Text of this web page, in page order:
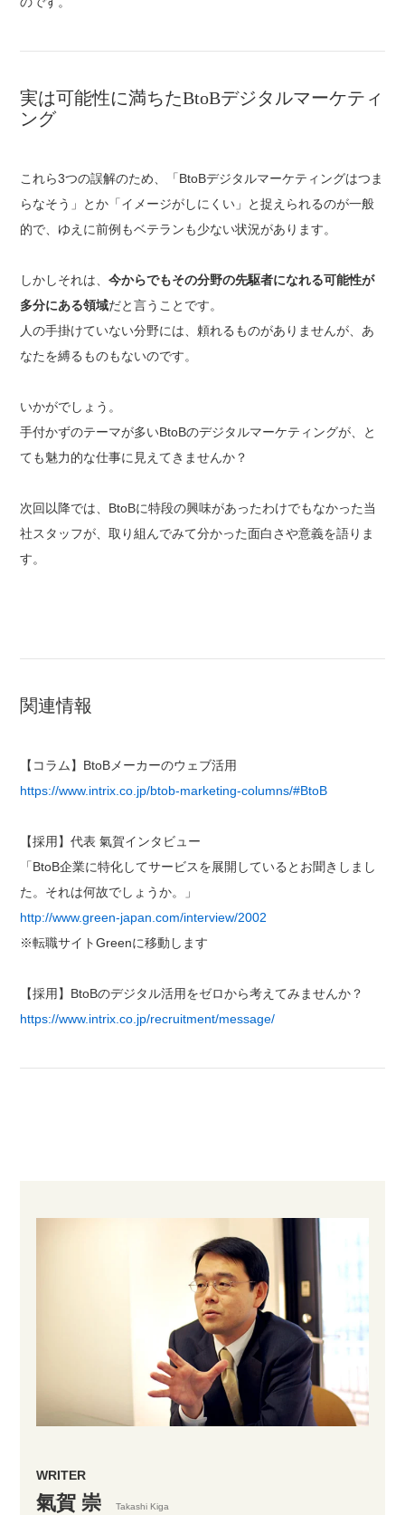
実は可能性に満ちたBtoBデジタルマーケティ
ング
これら3つの誤解のため、「BtoBデジタルマーケティングはつま
らなそう」とか「イメージがしにくい」と捉えられるのが一般
的で、ゆえに前例もベテランも少ない状況があります。
しかしそれは、今からでもその分野の先駆者になれる可能性が
多分にある領域だと言うことです。
人の手掛けていない分野には、頼れるものがありませんが、あ
なたを縛るものもないのです。
いかがでしょう。
手付かずのテーマが多いBtoBのデジタルマーケティングが、と
ても魅力的な仕事に見えてきませんか？
次回以降では、BtoBに特段の興味があったわけでもなかった当
社スタッフが、取り組んでみて分かった面白さや意義を語りま
す。
関連情報
【コラム】BtoBメーカーのウェブ活用
https://www.intrix.co.jp/btob-marketing-columns/#BtoB
【採用】代表 氣賀インタビュー
「BtoB企業に特化してサービスを展開しているとお聞きしまし
た。それは何故でしょうか。」
http://www.green-japan.com/interview/2002
※転職サイトGreenに移動します
【採用】BtoBのデジタル活用をゼロから考えてみませんか？
https://www.intrix.co.jp/recruitment/message/
WRITER
氣賀 崇 Takashi Kiga